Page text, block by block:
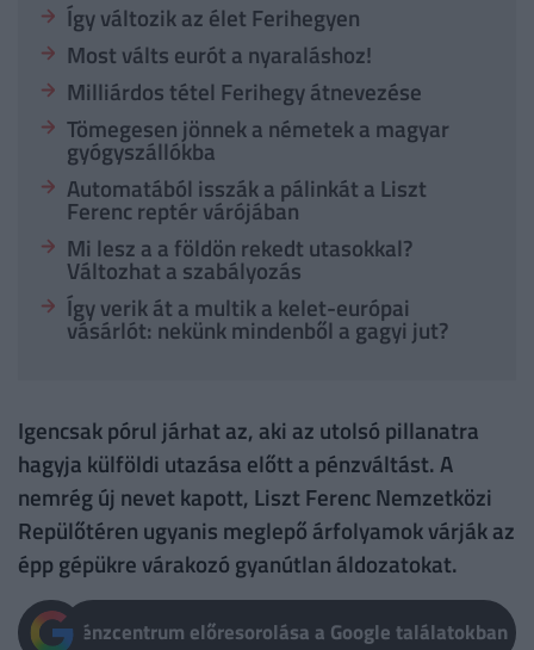
Így változik az élet Ferihegyen
Most válts eurót a nyaraláshoz!
Milliárdos tétel Ferihegy átnevezése
Tömegesen jönnek a németek a magyar
gyógyszállókba
Automatából isszák a pálinkát a Liszt
Ferenc reptér várójában
Mi lesz a a földön rekedt utasokkal?
Változhat a szabályozás
Így verik át a multik a kelet-európai
vásárlót: nekünk mindenből a gagyi jut?
Igencsak pórul járhat az, aki az utolsó pillanatra
hagyja külföldi utazása előtt a pénzváltást. A
nemrég új nevet kapott, Liszt Ferenc Nemzetközi
Repülőtéren ugyanis meglepő árfolyamok várják az
épp gépükre várakozó gyanútlan áldozatokat.
Pénzcentrum előresorolása a Google találatokban